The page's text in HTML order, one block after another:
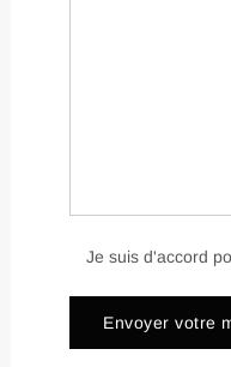
Je suis d'accord